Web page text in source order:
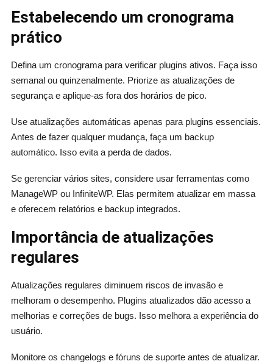
Estabelecendo um cronograma
prático
Defina um cronograma para verificar plugins ativos. Faça isso
semanal ou quinzenalmente. Priorize as atualizações de
segurança e aplique-as fora dos horários de pico.
Use atualizações automáticas apenas para plugins essenciais.
Antes de fazer qualquer mudança, faça um backup
automático. Isso evita a perda de dados.
Se gerenciar vários sites, considere usar ferramentas como
ManageWP ou InfiniteWP. Elas permitem atualizar em massa
e oferecem relatórios e backup integrados.
Importância de atualizações
regulares
Atualizações regulares diminuem riscos de invasão e
melhoram o desempenho. Plugins atualizados dão acesso a
melhorias e correções de bugs. Isso melhora a experiência do
usuário.
Monitore os changelogs e fóruns de suporte antes de atualizar.